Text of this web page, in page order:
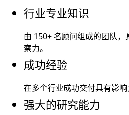
行业专业知识
由 150+ 名顾问组成的团队，
察力。
成功经验
在多个行业成功交付具有影响
强大的研究能力